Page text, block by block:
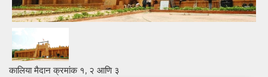
कालिया मैदान क्रमांक १, २ आणि ३